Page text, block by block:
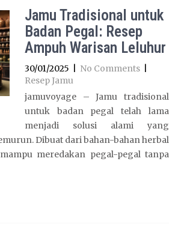
Jamu Tradisional untuk
Badan Pegal: Resep
Ampuh Warisan Leluhur
30/01/2025 No Comments
Resep Jamu
jamuvoyage – Jamu tradisional
untuk badan pegal telah lama
menjadi solusi alami yang
Dibuat dari bahan-bahan herbal
meredakan pegal-pegal tanpa